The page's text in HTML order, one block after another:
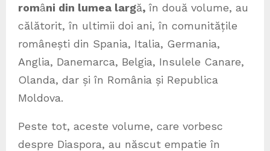
români din lumea largă, în două volume, au
călătorit, în ultimii doi ani, în comunitățile
românești din Spania, Italia, Germania,
Anglia, Danemarca, Belgia, Insulele Canare,
Olanda, dar și în România și Republica
Moldova.
Peste tot, aceste volume, care vorbesc
despre Diaspora, au născut empatie în